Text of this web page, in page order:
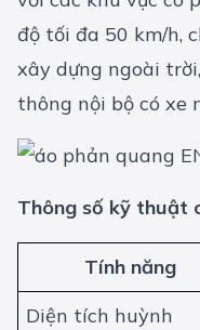
độ tối đa 50 km/h,
xây dựng ngoài
thông nội bộ có xe
Thông số kỹ thuật
Tính năng
Diện tích huỳnh